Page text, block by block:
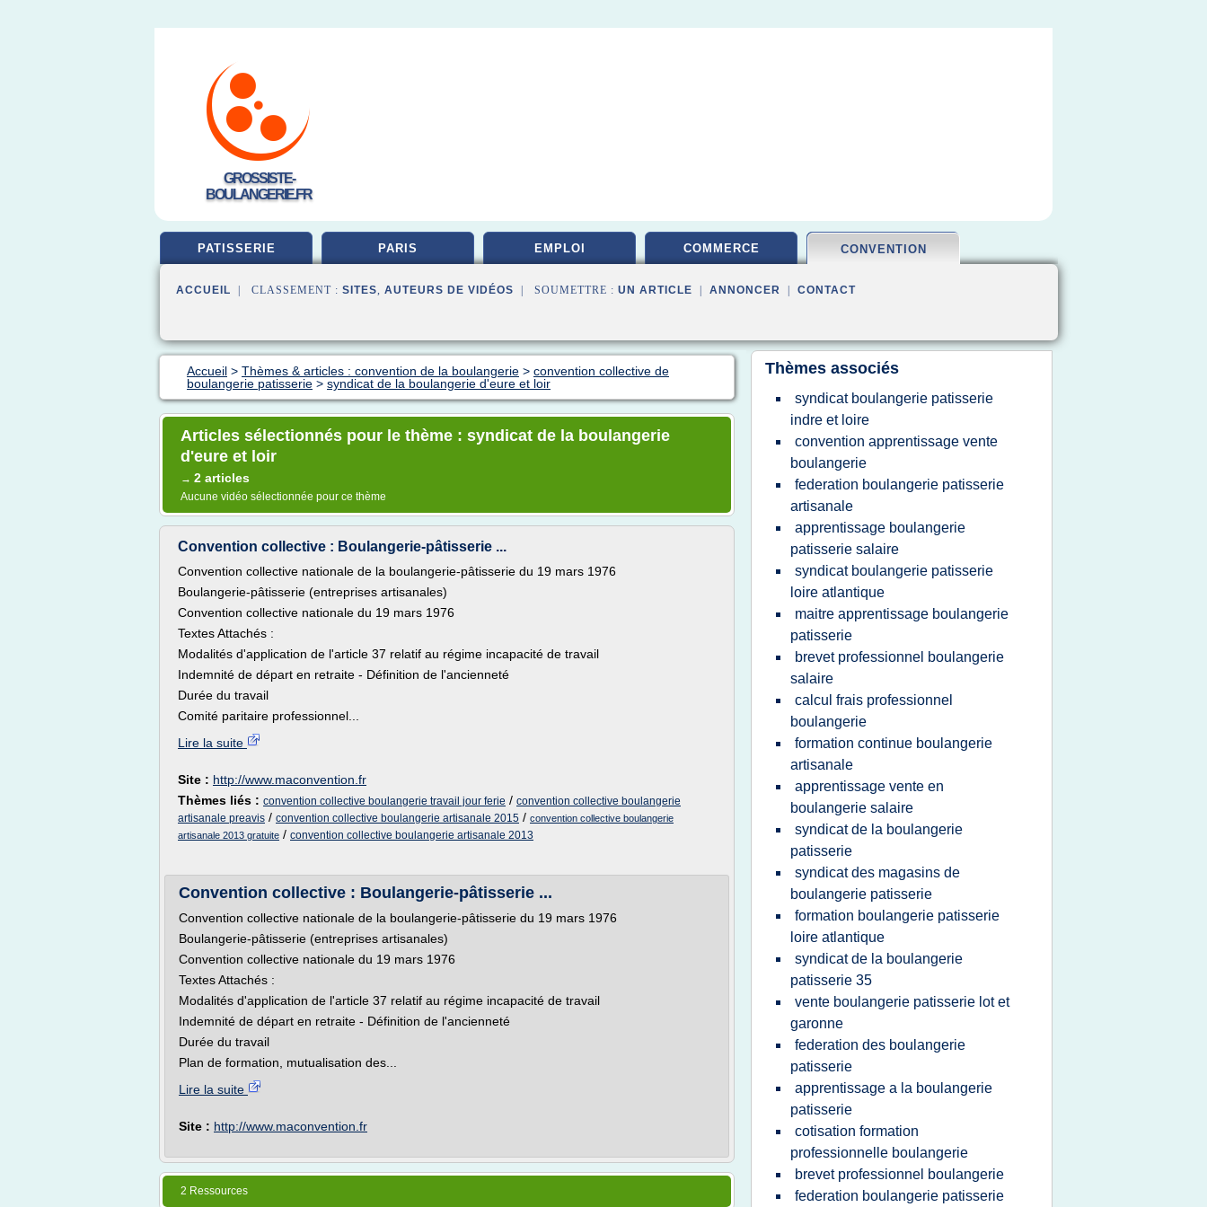
GROSSISTE-
BOULANGERIE.FR
PATISSERIE PARIS EMPLOI COMMERCE CONVENTION
ACCUEIL | CLASSEMENT : SITES, AUTEURS DE VIDÉOS | SOUMETTRE : UN ARTICLE ANNONCER CONTACT
Accueil > Thèmes & articles : convention de la boulangerie > convention collective de
boulangerie patisserie > syndicat de la boulangerie d'eure et loir
Articles sélectionnés pour le thème : syndicat de la boulangerie
d'eure et loir
→ 2 articles
Aucune vidéo sélectionnée pour ce thème
Convention collective : Boulangerie-pâtisserie ...
Convention collective nationale de la boulangerie-pâtisserie du 19 mars 1976
Boulangerie-pâtisserie (entreprises artisanales)
Convention collective nationale du 19 mars 1976
Textes Attachés :
Modalités d'application de l'article 37 relatif au régime incapacité de travail
Indemnité de départ en retraite - Définition de l'ancienneté
Durée du travail
Comité paritaire professionnel...
Lire la suite
Site : http://www.maconvention.fr
Thèmes liés : convention collective boulangerie travail jour ferie / convention collective boulangerie
artisanale preavis / convention collective boulangerie artisanale 2015 / convention collective boulangerie
artisanale 2013 gratuite / convention collective boulangerie artisanale 2013
Convention collective : Boulangerie-pâtisserie ...
Convention collective nationale de la boulangerie-pâtisserie du 19 mars 1976
Boulangerie-pâtisserie (entreprises artisanales)
Convention collective nationale du 19 mars 1976
Textes Attachés :
Modalités d'application de l'article 37 relatif au régime incapacité de travail
Indemnité de départ en retraite - Définition de l'ancienneté
Durée du travail
Plan de formation, mutualisation des...
Lire la suite
Site : http://www.maconvention.fr
2 Ressources
Thèmes associés
syndicat boulangerie patisserie
indre et loire
convention apprentissage vente
boulangerie
federation boulangerie patisserie
artisanale
apprentissage boulangerie
patisserie salaire
syndicat boulangerie patisserie
loire atlantique
maitre apprentissage boulangerie
patisserie
brevet professionnel boulangerie
salaire
calcul frais professionnel
boulangerie
formation continue boulangerie
artisanale
apprentissage vente en
boulangerie salaire
syndicat de la boulangerie
patisserie
syndicat des magasins de
boulangerie patisserie
formation boulangerie patisserie
loire atlantique
syndicat de la boulangerie
patisserie 35
vente boulangerie patisserie lot et
garonne
federation des boulangerie
patisserie
apprentissage a la boulangerie
patisserie
cotisation formation
professionnelle boulangerie
brevet professionnel boulangerie
federation boulangerie patisserie